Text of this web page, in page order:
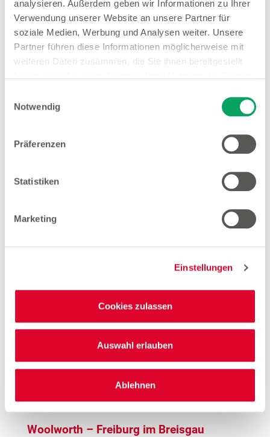
analysieren. Außerdem geben wir Informationen zu Ihrer
Verwendung unserer Website an unsere Partner für
soziale Medien, Werbung und Analysen weiter. Unsere
Partner führen diese Informationen möglicherweise mit
weiteren Daten zusammen, die Sie ihnen bereitgestellt
Einstellungen zu den Cookies finden Sie
Notwendig
Präferenzen
Statistiken
Marketing
Einstellungen
Cookies zulassen
Auswahl erlauben
Ablehnen
Freiburg im Breisgau
Quereinsteiger Verkauf Teilzeit (gn*)
Verkäuferin Teilzeit (gn*)
Stores in der Nähe von
Woolworth – Freiburg im
Breisgau
Woolworth – Freiburg im Breisgau